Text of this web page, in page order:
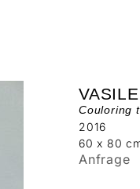
Couloring
2016
60 x 80
Anfrage